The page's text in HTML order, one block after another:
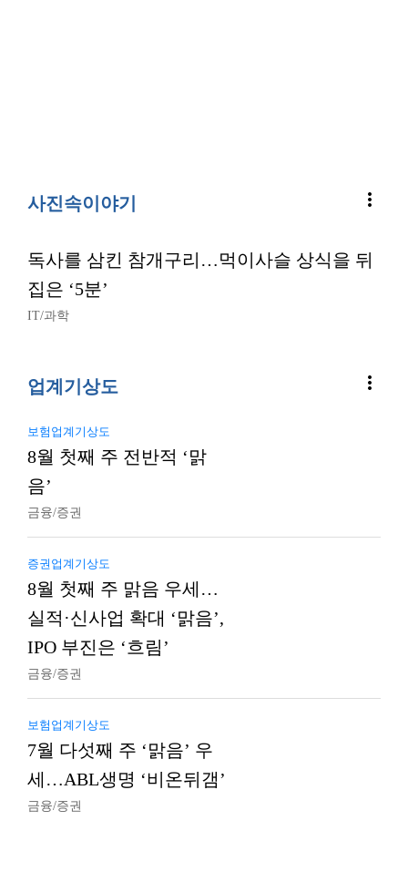
사진속이야기 more_vert
독사를 삼킨 참개구리…먹이사슬 상식을 뒤
집은 ‘5분’
IT/과학
업계기상도 more_vert
보험업계기상도
8월 첫째 주 전반적 ‘맑
음’
금융/증권
증권업계기상도
8월 첫째 주 맑음 우세…
실적·신사업 확대 ‘맑음’,
IPO 부진은 ‘흐림’
금융/증권
보험업계기상도
7월 다섯째 주 ‘맑음’ 우
세…ABL생명 ‘비온뒤갬’
금융/증권